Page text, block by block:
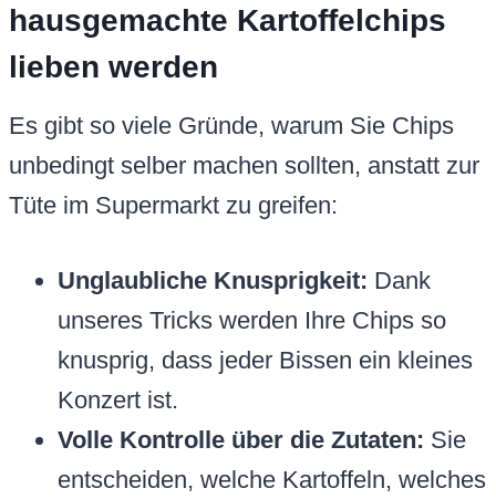
hausgemachte Kartoffelchips
lieben werden
Es gibt so viele Gründe, warum Sie Chips
unbedingt selber machen sollten, anstatt zur
Tüte im Supermarkt zu greifen:
Unglaubliche Knusprigkeit: Dank
unseres Tricks werden Ihre Chips so
knusprig, dass jeder Bissen ein kleines
Konzert ist.
Volle Kontrolle über die Zutaten: Sie
entscheiden, welche Kartoffeln, welches